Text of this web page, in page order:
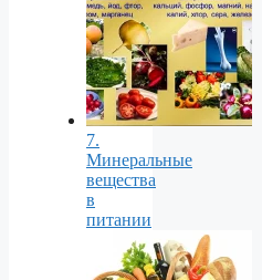
7.
Минеральные
вещества
в
питании